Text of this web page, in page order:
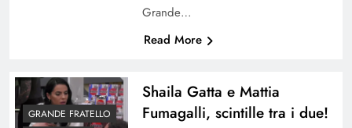
Grande…
Read More
GRANDE FRATELLO
Shaila Gatta e Mattia
Fumagalli, scintille tra i due!